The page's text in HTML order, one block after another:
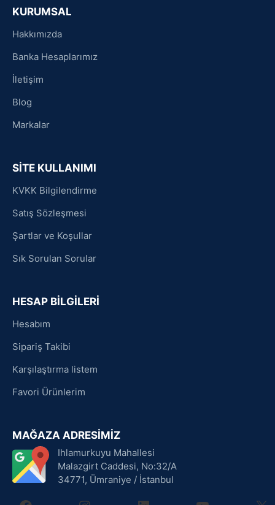
KURUMSAL
Hakkımızda
Banka Hesaplarımız
İletişim
Blog
Markalar
SİTE KULLANIMI
KVKK Bilgilendirme
Satış Sözleşmesi
Şartlar ve Koşullar
Sık Sorulan Sorular
HESAP BİLGİLERİ
Hesabım
Sipariş Takibi
Karşılaştırma listem
Favori Ürünlerim
MAĞAZA ADRESİMİZ
Ihlamurkuyu Mahallesi
Malazgirt Caddesi, No:32/A
34771, Ümraniye / İstanbul